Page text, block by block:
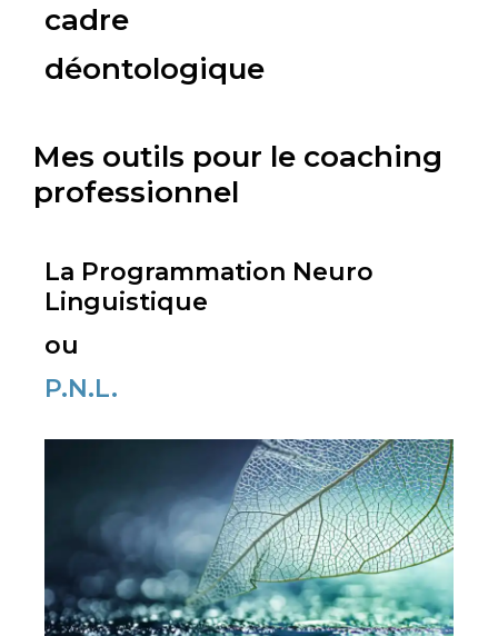
cadre
déontologique
Mes outils pour le coaching
professionnel
La Programmation Neuro
Linguistique
ou
P.N.L.